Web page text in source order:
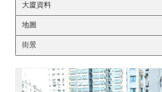
大廈資料
地圖
街景